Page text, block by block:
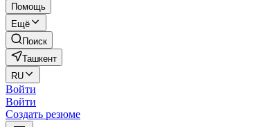
Помощь
Ещё
Поиск
Ташкент
RU
Войти
Войти
Создать резюме